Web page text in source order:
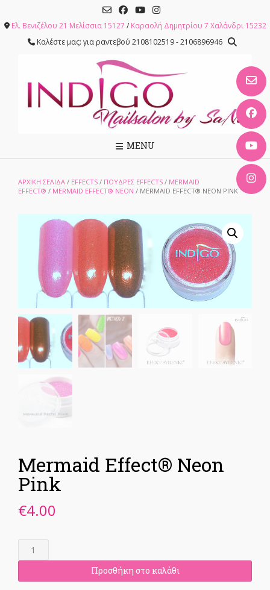
content
Ελ. Βενιζέλου 21 Μελίσσια 15127 / Καραολή Δημητρίου 7 Χαλάνδρι 15232
Καλέστε μας: για ραντεβού 2108102519 - 2106896946
MENU
ΑΡΧΙΚΉ ΣΕΛΊΔΑ / EFFECTS / ΠΟΥΔΡΕΣ EFFECTS / MERMAID
EFFECT® / MERMAID EFFECT® NEON / MERMAID EFFECT® NEON PINK
Mermaid Effect® Neon
Pink
€4.00
Mermaid
Effect®
Pink
Προσθήκη στο καλάθι